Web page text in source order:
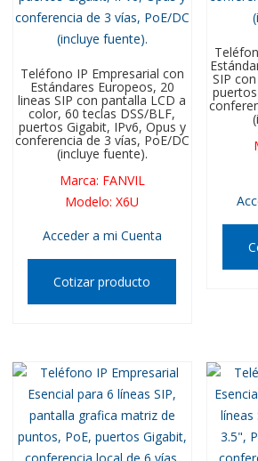
Teléfono IP Empresarial con
Estándares Europeos, 20
lineas SIP con pantalla LCD a
color, 60 teclas DSS/BLF,
puertos Gigabit, IPv6, Opus y
conferencia de 3 vías, PoE/DC
(incluye fuente).
Marca: FANVIL
Modelo:X6U
Acceder a mi Cuenta
Cotizar producto
SIP